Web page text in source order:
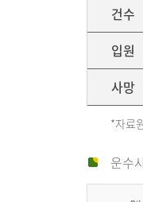
건수
입원
사망
*자료
운수